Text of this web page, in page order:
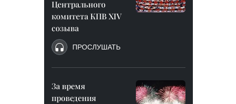
Центрального
комитета КПВ XIV
созыва
ПРОСЛУШАТЬ
За время
проведения